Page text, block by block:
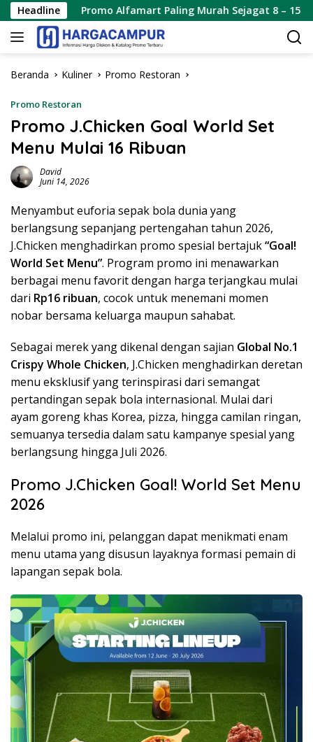
Langsung
ke
konten
Headline
Promo Alfamart Paling Murah Sejagat 8 – 15 Agustus 2026
Beranda Kuliner Promo Restoran
Promo Restoran
Promo J.Chicken Goal World Set
Menu Mulai 16 Ribuan
David
Juni 14, 2026
Menyambut euforia sepak bola dunia yang
berlangsung sepanjang pertengahan tahun 2026,
J.Chicken menghadirkan promo spesial bertajuk“Goal!
World Set Menu”. Program promo ini menawarkan
berbagai menu favorit dengan harga terjangkau mulai
dari Rp16 ribuan, cocok untuk menemani momen
nobar bersama keluarga maupun sahabat.
Sebagai merek yang dikenal dengan sajian Global No.1
Crispy Whole Chicken, J.Chicken menghadirkan deretan
menu eksklusif yang terinspirasi dari semangat
pertandingan sepak bola internasional. Mulai dari
ayam goreng khas Korea, pizza, hingga camilan ringan,
semuanya tersedia dalam satu kampanye spesial yang
berlangsung hingga Juli 2026.
Promo J.Chicken Goal! World Set Menu
2026
Melalui promo ini, pelanggan dapat menikmati enam
menu utama yang disusun layaknya formasi pemain di
lapangan sepak bola.